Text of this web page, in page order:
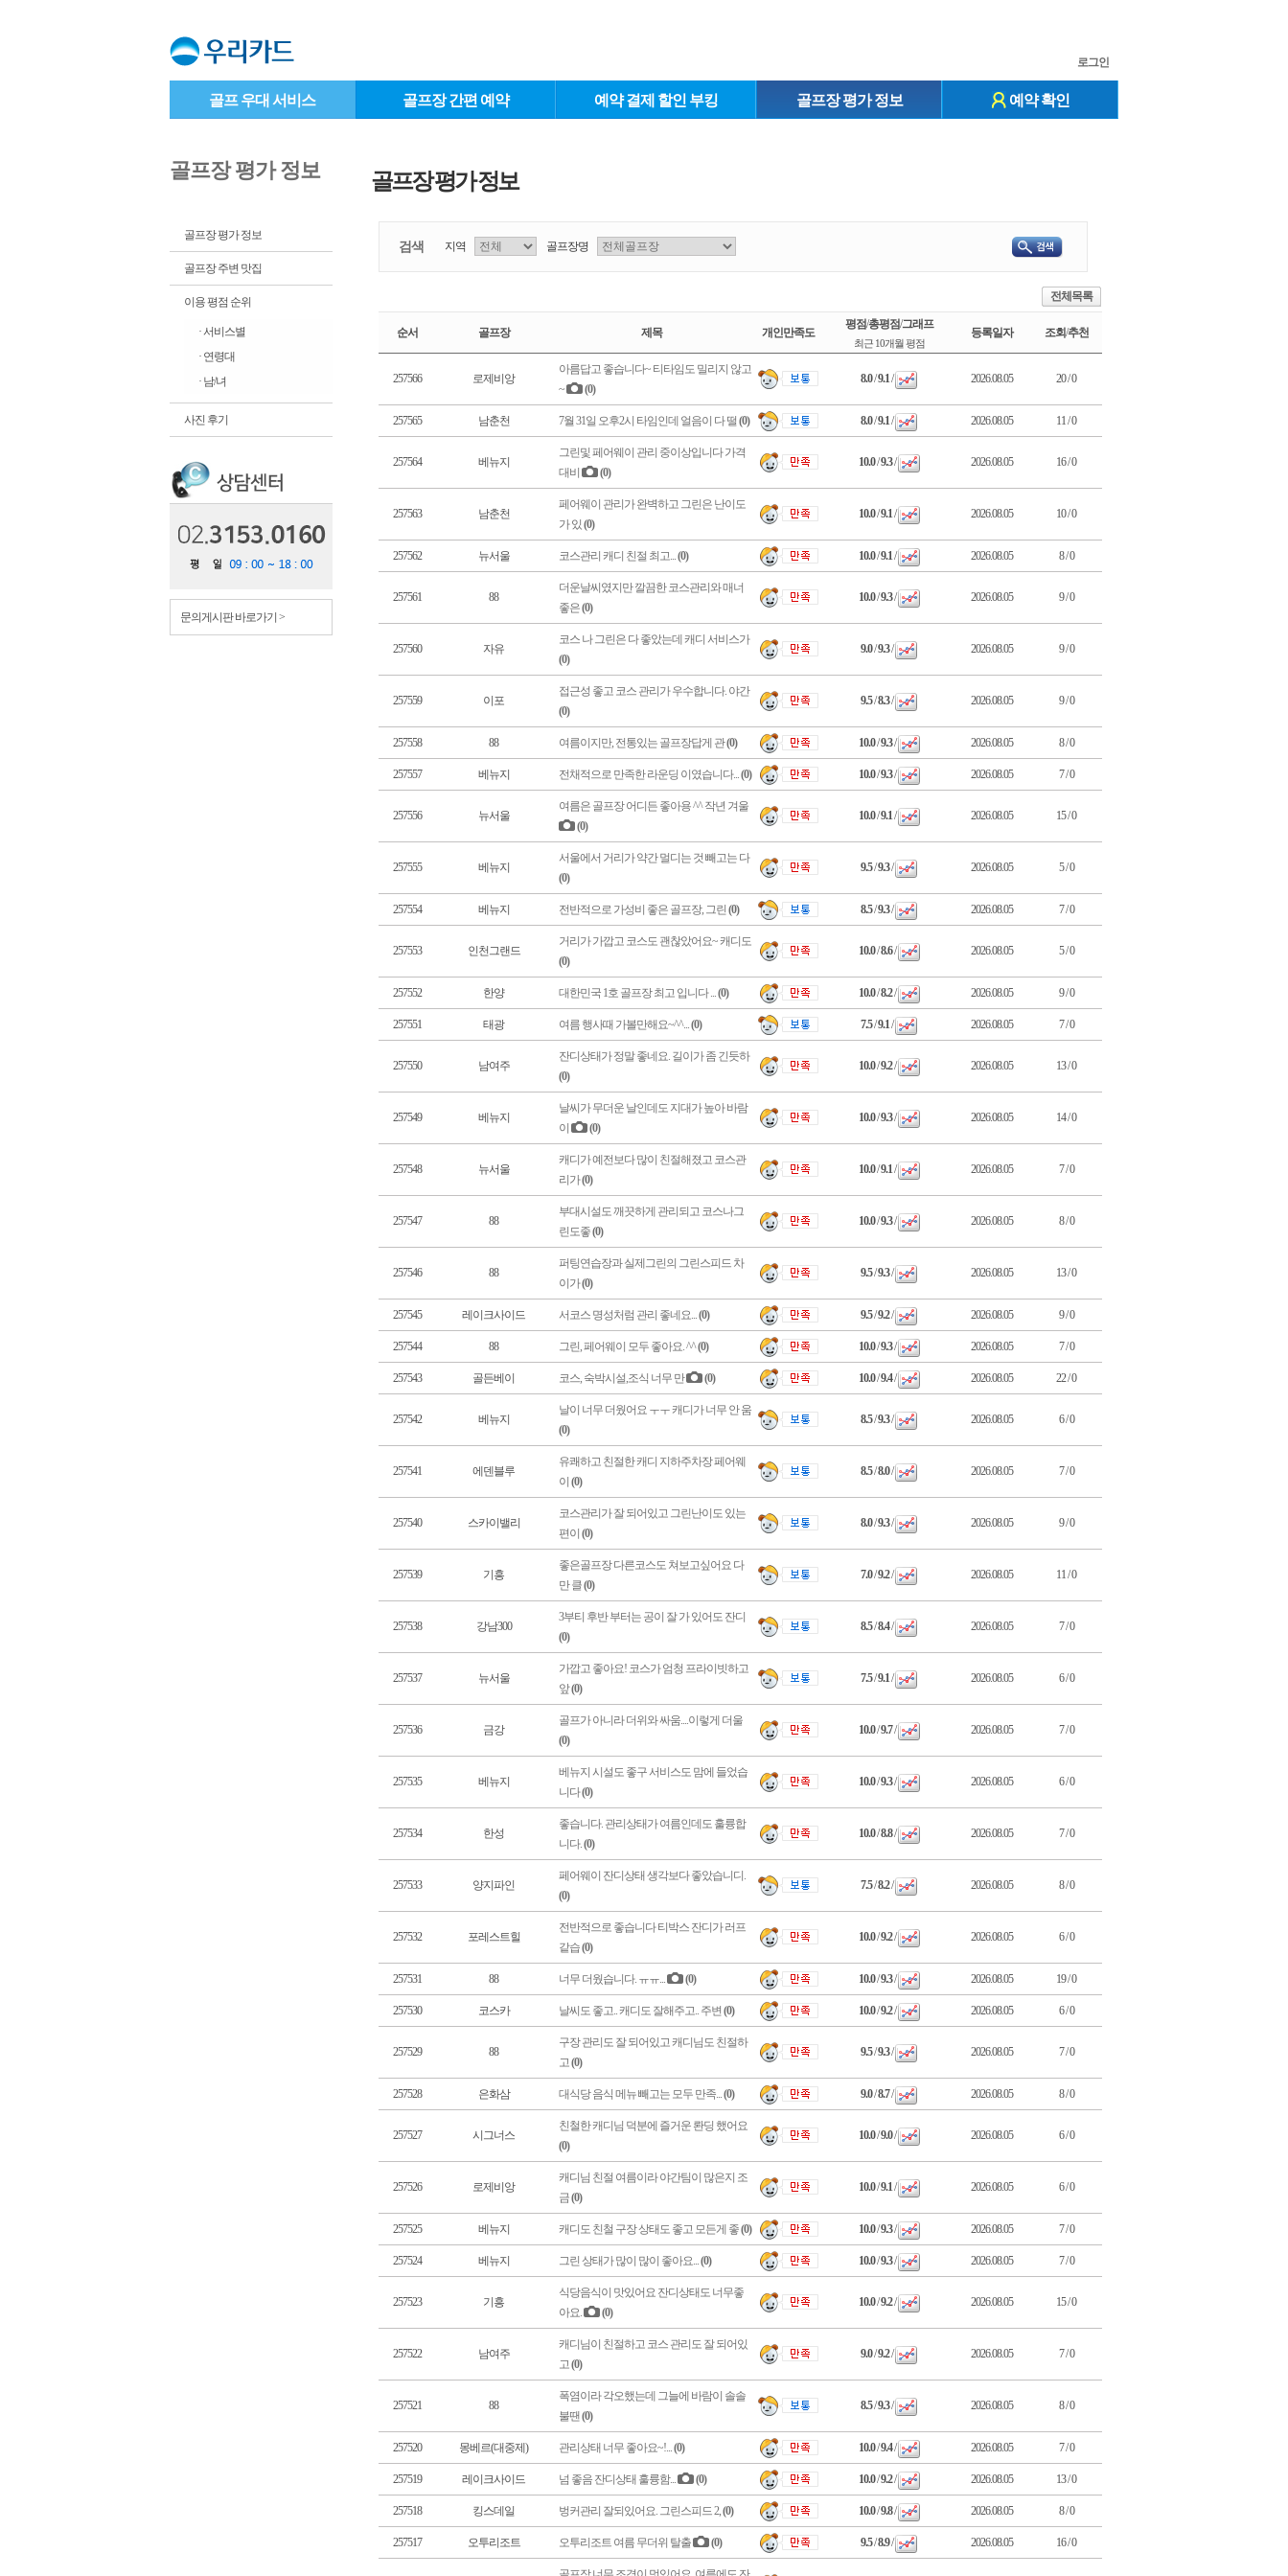
골프 우대 서비스 골프장 간편 예약 예약 결제 할인 부킹 골프장 평가 정보 예약 확인
로그인
골프장 평가 정보
골프장 평가 정보
골프장 주변 맛집
이용 평점 순위
· 서비스별
· 연령대
· 남/녀
사진 후기
문의게시판 바로가기 >
골프장 평가 정보
검색 지역 골프장명
전체목록
순서 골프장 제목 개인만족도
평점/총평점/그래프
최근 10개월 평점
등록일자 조회/추천
257566 로제비앙
아름답고 좋습니다~ 티타임도 밀리지 않고
~
(0)
8.0/9.1/ 2026.08.05 20 / 0
257565 남춘천 7월 31일 오후2시 타임인데 얼음이 다 떨 (0) 8.0/9.1/ 2026.08.05 11 / 0
257564 베뉴지
그린및 페어웨이 관리 중이상입니다 가격
대비
(0)
10.0/9.3/ 2026.08.05 16 / 0
257563 남춘천
페어웨이 관리가 완벽하고 그린은 난이도
가 있 (0)
10.0/9.1/ 2026.08.05 10 / 0
257562 뉴서울 코스관리 캐디 친절 최고...(0) 10.0/9.1/ 2026.08.05 8 / 0
257561 88
더운날씨였지만 깔끔한 코스관리와 매너
좋은(0)
10.0/9.3/ 2026.08.05 9 / 0
257560 자유
코스 나 그린은 다 좋았는데 캐디 서비스가
(0)
9.0/9.3/ 2026.08.05 9 / 0
257559 이포
접근성 좋고 코스 관리가 우수합니다. 야간
(0)
9.5/8.3/ 2026.08.05 9 / 0
257558 88 여름이지만, 전통있는 골프장답게 관(0) 10.0/9.3/ 2026.08.05 8 / 0
257557 베뉴지 전채적으로 만족한 라운딩 이였습니다...(0) 10.0/9.3/ 2026.08.05 7 / 0
257556 뉴서울
여름은 골프장 어디든 좋아용 ^^ 작년 겨울
(0)
10.0/9.1/ 2026.08.05 15 / 0
257555 베뉴지
서울에서 거리가 약간 멀디는 것 빼고는 다
(0)
9.5/9.3/ 2026.08.05 5 / 0
257554 베뉴지 전반적으로 가성비 좋은 골프장, 그린 (0) 8.5/9.3/ 2026.08.05 7 / 0
257553 인천그랜드
거리가 가깝고 코스도 괜찮았어요~ 캐디도
(0)
10.0/8.6/ 2026.08.05 5 / 0
257552 한양 대한민국 1호 골프장 최고 입니다 ...(0) 10.0/8.2/ 2026.08.05 9 / 0
257551 태광 여름 행사때 가볼만해요~^^...(0) 7.5/9.1/ 2026.08.05 7 / 0
257550 남여주
잔디상태가 정말 좋네요. 길이가 좀 긴듯하
(0)
10.0/9.2/ 2026.08.05 13 / 0
257549 베뉴지
날씨가 무더운 날인데도 지대가 높아 바람
이
(0)
10.0/9.3/ 2026.08.05 14 / 0
257548 뉴서울
캐디가 예전보다 많이 친절해졌고 코스관
리가(0)
10.0/9.1/ 2026.08.05 7 / 0
257547 88
부대시설도 깨끗하게 관리되고 코스나그
린도좋(0)
10.0/9.3/ 2026.08.05 8 / 0
257546 88
퍼팅연습장과 실제그린의 그린스피드 차
이가(0)
9.5/9.3/ 2026.08.05 13 / 0
257545 레이크사이드 서코스 명성처럼 관리 좋네요...(0) 9.5/9.2/ 2026.08.05 9 / 0
257544 88 그린, 페어웨이 모두 좋아요. ^^(0) 10.0/9.3/ 2026.08.05 7 / 0
257543 골든베이 코스, 숙박시설,조식 너무 만 (0) 10.0/9.4/ 2026.08.05 22 / 0
257542 베뉴지
날이 너무 더웠어요 ㅜㅜ 캐디가 너무 안 움
(0)
8.5/9.3/ 2026.08.05 6 / 0
257541 에덴블루
유쾌하고 친절한 캐디 지하주차장 페어웨
이 (0)
8.5/8.0/ 2026.08.05 7 / 0
257540 스카이밸리
코스관리가 잘 되어있고 그린난이도 있는
편이 (0)
8.0/9.3/ 2026.08.05 9 / 0
257539 기흥
좋은골프장 다른코스도 쳐보고싶어요 다
만 클(0)
7.0/9.2/ 2026.08.05 11 / 0
257538 강남300
3부티 후반 부터는 공이 잘 가 있어도 잔디
(0)
8.5/8.4/ 2026.08.05 7 / 0
257537 뉴서울
가깝고 좋아요! 코스가 엄청 프라이빗하고
앞(0)
7.5/9.1/ 2026.08.05 6 / 0
257536 금강
골프가 아니라 더위와 싸움....이렇게 더울
(0)
10.0/9.7/ 2026.08.05 7 / 0
257535 베뉴지
베뉴지 시설도 좋구 서비스도 맘에 들었습
니다(0)
10.0/9.3/ 2026.08.05 6 / 0
257534 한성
좋습니다. 관리상태가 여름인데도 훌륭합
니다.(0)
10.0/8.8/ 2026.08.05 7 / 0
257533 양지파인
페어웨이 잔디상태 생각보다 좋았습니디.
(0)
7.5/8.2/ 2026.08.05 8 / 0
257532 포레스트힐
전반적으로 좋습니다 티박스 잔디가 러프
같습(0)
10.0/9.2/ 2026.08.05 6 / 0
257531 88 너무 더웠습니다. ㅠㅠ... (0) 10.0/9.3/ 2026.08.05 19 / 0
257530 코스카 날씨도 좋고.. 캐디도 잘해주고.. 주변 (0) 10.0/9.2/ 2026.08.05 6 / 0
257529 88
구장 관리도 잘 되어있고 캐디님도 친절하
고(0)
9.5/9.3/ 2026.08.05 7 / 0
257528 은화삼 대식당 음식 메뉴 빼고는 모두 만족...(0) 9.0/8.7/ 2026.08.05 8 / 0
257527 시그너스
친철한 캐디님 덕분에 즐거운 롼딩 했어요
(0)
10.0/9.0/ 2026.08.05 6 / 0
257526 로제비앙
캐디님 친절 여름이라 야간팀이 많은지 조
금(0)
10.0/9.1/ 2026.08.05 6 / 0
257525 베뉴지 캐디도 친철 구장 상태도 좋고 모든게 좋(0) 10.0/9.3/ 2026.08.05 7 / 0
257524 베뉴지 그린 상태가 많이 많이 좋아요...(0) 10.0/9.3/ 2026.08.05 7 / 0
257523 기흥
식당음식이 맛있어요 잔디상태도 너무좋
아요.
(0)
10.0/9.2/ 2026.08.05 15 / 0
257522 남여주
캐디님이 친절하고 코스 관리도 잘 되어있
고(0)
9.0/9.2/ 2026.08.05 7 / 0
257521 88
폭염이라 각오했는데 그늘에 바람이 솔솔
불땐 (0)
8.5/9.3/ 2026.08.05 8 / 0
257520 몽베르(대중제) 관리상태 너무 좋아요~!...(0) 10.0/9.4/ 2026.08.05 7 / 0
257519 레이크사이드 넘 좋음 잔디상태 훌륭함... (0) 10.0/9.2/ 2026.08.05 13 / 0
257518 킹스데일 벙커관리 잘되있어요. 그린스피드 2,(0) 10.0/9.8/ 2026.08.05 8 / 0
257517 오투리조트 오투리조트 여름 무더위 탈출 (0) 9.5/8.9/ 2026.08.05 16 / 0